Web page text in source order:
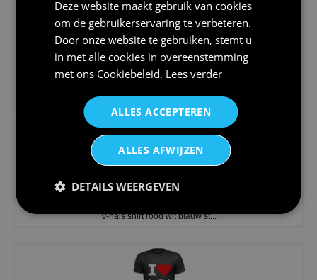
€24,95
Koningsdag shirt heren v-hals ...
V-hals shirt rood wit blauw st...
Deze website maakt gebruik van cookies
om de gebruikerservaring te verbeteren.
Door onze website te gebruiken, stemt u
in met alle cookies in overeenstemming
met ons Cookiebeleid. Lees verder
ALLES ACCEPTEREN
ALLES AFWIJZEN
DETAILS WEERGEVEN